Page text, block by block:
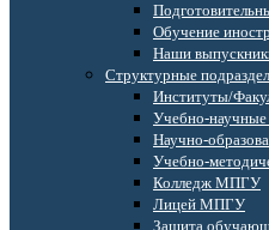
Обучение
Наши
Структурные
Институты/
Учебно-
Научно-
Учебно-
Колледж МПГУ
Лицей МПГУ
Защита